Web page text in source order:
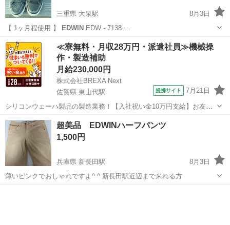
三重県 大泉駅
8月3日
【 1ヶ月程使用 】
EDWIN EDW - 7138 …
三重 いなべ市 大泉駅 靴 EDWIN
≪寮無料・月収28万円・派遣社員≫機械操
作・製造補助
月給230,000円
株式会社BREXA Next
佐賀県 東山代駅
提携サイト 7月21日
シリコンウェーハ製品の製造業務！【入社祝い金10万円支給】お友達
やカップルとの応募OK◎年間休日129日＆休出なしでプライベート充
実♪業務はクリーンルームで快適作業◎自社正社員登用制度あり★1食
300円～の格安食堂あり！《佐...
佐賀 伊万里市 東山代駅
超美品 EDWINハーフパンツ
1,500円
兵庫県 新長田駅
8月3日
薄いピンクでおしゃれですよ^ ^ 新長田駅近辺まで来れる方